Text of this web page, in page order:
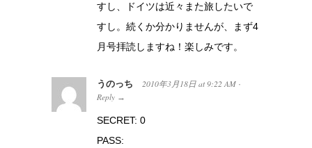
すし、ドイツは近々また旅したいで
すし。続くか分かりませんが、まず4
月号拝読しますね！楽しみです。
うのっち 2010年3月18日 at 9:22 AM ·
Reply →
SECRET: 0
PASS: